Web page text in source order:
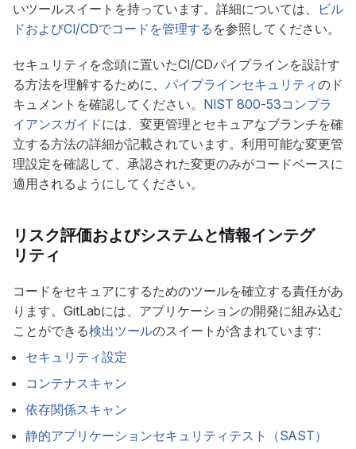
いツールスイートを持っています。詳細については、
ビル
ドおよびCI/CDでコードを管理する を参照してください。
セキュリティを念頭に置いたCI/CDパイプラインを設計す
る方法を理解するために、 パイプラインセキュリティのド
キュメントを確認してください。 NIST 800-53コンプラ
イアンスガイドには、変更管理とセキュアなブランチを確
立する方法の詳細が記載されています。利用可能な変更管
理設定を確認して、承認された変更のみがコードベースに
適用されるようにしてください。
リスク評価およびシステムと情報インテグ
リティ
コードをセキュアにするためのツールを確立する責任があ
ります。GitLabには、アプリケーションの開発に組み込む
ことができる検出ツールのスイートが含まれています:
セキュリティ設定
コンテナスキャン
依存関係スキャン
静的アプリケーションセキュリティテスト（SAST）